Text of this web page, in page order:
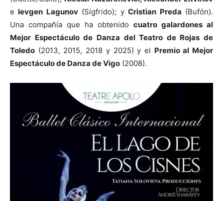
e Ievgen Lagunov(Sigfrido); yCristian Preda (Bufón).
Una compañía que ha obtenido cuatro galardones al
Mejor Espectáculo de Danza del Teatro de Rojas de
Toledo (2013, 2015, 2018 y 2025) y el Premio al Mejor
Espectáculo de Danza de Vigo (2008).